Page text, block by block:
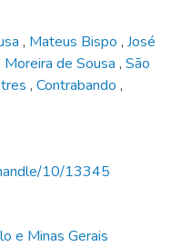
, Mateus Bispo , José
de Sousa , São
, Contrabando ,
10/13345
e Minas Gerais